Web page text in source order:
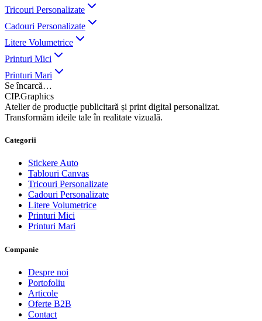
Tricouri Personalizate
Cadouri Personalizate
Litere Volumetrice
Printuri Mici
Printuri Mari
Se încarcă…
CIP.Graphics
Atelier de producție publicitară și print digital personalizat.
Transformăm ideile tale în realitate vizuală.
Categorii
Stickere Auto
Tablouri Canvas
Tricouri Personalizate
Cadouri Personalizate
Litere Volumetrice
Printuri Mici
Printuri Mari
Companie
Despre noi
Portofoliu
Articole
Oferte B2B
Contact